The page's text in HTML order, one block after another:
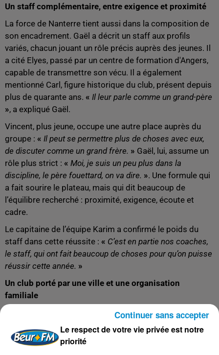
Un staff complémentaire, entre exigence et proximité
La force de Nanterre tient aussi dans la composition de
son encadrement. Gaël a décrit un staff aux profils
variés, chacun jouant un rôle précis auprès des jeunes. Il
a cité Elyes, passé par un centre de formation d'Angers,
capable de transmettre son vécu. Il a également
mentionné Carl, figure historique du club, présent depuis
plus de quarante ans. « Il leur parle comme un grand-père
», a expliqué Gaël.
Vincent, plus jeune, occupe une autre place auprès du
groupe : « Il peut se permettre plus de choses avec eux,
de discuter comme un grand frère. » Gaël, lui, assume un
rôle plus strict : « Moi, je suis un peu plus dans la
discipline, le père fouettard, on va dire. ». Une formule qui
a fait sourire le plateau, mais qui dit beaucoup de
l’équilibre recherché : proximité, exigence, écoute et
cadre.
Le capitaine de l’équipe Karim a confirmé le poids du
staff dans cette réussite : « C’est en partie nos coaches,
le staff, qui ont fait beaucoup de choses pour qu’on puisse
réussir cette année. »
Un club porté par une ville et une organisation
familiale
Au-delà du terrain, Vincent a tenu à mettre en avant le
travail de l’ensemble du club. Selon lui, l’ES Nanterre
s’appuie sur une organisation solide et un environnement
très présent autour de l’équipe.
Le respect de votre vie privée est notre
priorité
Continuer sans accepter